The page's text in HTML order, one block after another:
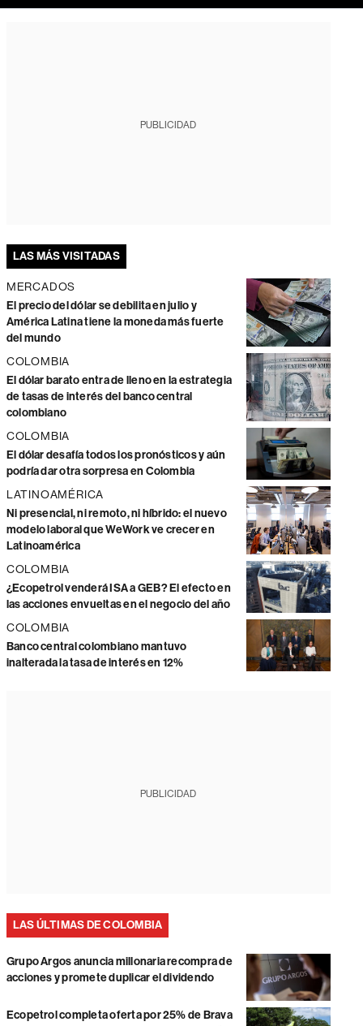
PUBLICIDAD
LAS MÁS VISITADAS
MERCADOS
El precio del dólar se debilita en julio y
América Latina tiene la moneda más fuerte
del mundo
COLOMBIA
El dólar barato entra de lleno en la estrategia
de tasas de interés del banco central
colombiano
COLOMBIA
El dólar desafía todos los pronósticos y aún
podría dar otra sorpresa en Colombia
LATINOAMÉRICA
Ni presencial, ni remoto, ni híbrido: el nuevo
modelo laboral que WeWork ve crecer en
Latinoamérica
COLOMBIA
¿Ecopetrol venderá ISA a GEB? El efecto en
las acciones envueltas en el negocio del año
COLOMBIA
Banco central colombiano mantuvo
inalterada la tasa de interés en 12%
PUBLICIDAD
LAS ÚLTIMAS DE COLOMBIA
Grupo Argos anuncia millonaria recompra de
acciones y promete duplicar el dividendo
Ecopetrol completa oferta por 25% de Brava